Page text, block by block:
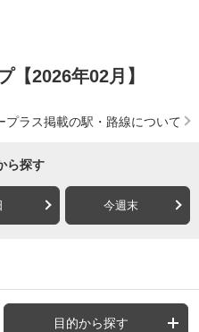
【2026年02月】
プラス掲載の駅・路線について
ら探す
今週末
目的から探す